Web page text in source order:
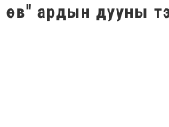
ардын дууны